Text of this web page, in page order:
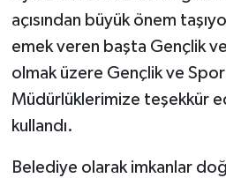
açısından büyük önem
emek veren başta Gençlik ve
olmak üzere Gençlik ve
Müdürlüklerimize teşekkür
kullandı.
Belediye olarak imkanlar